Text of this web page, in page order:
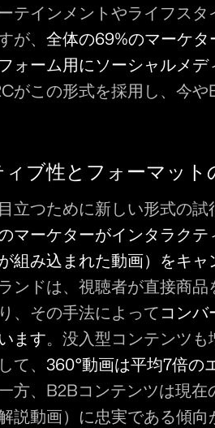
テインメントやライフス
が、全体の69%のマーケ
ォーム用にソーシャルメ
がこの形式を採用し、今
ブ性とフォーマット
立つために新しい形式の
マーケターがインタラク
組み込まれた動画）をキ
ンドは、視聴者が直接商
、その手法によってコン
ます。没入型コンテンツ
て、360°動画は平均7倍の
方、B2Bコンテンツは現
説動画）に忠実である傾